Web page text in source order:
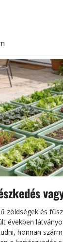
zöldségek és
években
honnan